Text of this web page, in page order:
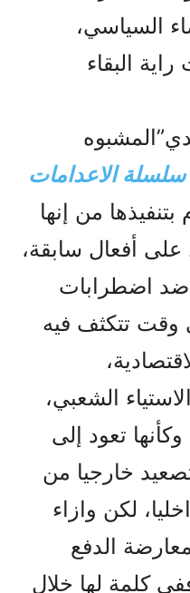
السياسي،
البقاء
سلسلة الاعدامات
بتنفيذها من إنها
أفعال سابقة،
ضد اضطرابات
وقت تتكثف فيه
الشعبي،
وكأنها تعود إلى
خارجيا من
لکن وازاء
الدفع
كلمة لها خلال